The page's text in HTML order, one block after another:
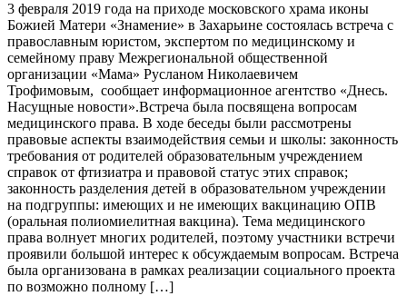
3 февраля 2019 года на приходе московского храма иконы
Божией Матери «Знамение» в Захарьине состоялась встреча с
православным юристом, экспертом по медицинскому и
семейному праву Межрегиональной общественной
организации «Мама» Русланом Николаевичем
Трофимовым, сообщает информационное агентство «Днесь.
Насущные новости».Встреча была посвящена вопросам
медицинского права. В ходе беседы были рассмотрены
правовые аспекты взаимодействия семьи и школы: законность
требования от родителей образовательным учреждением
справок от фтизиатра и правовой статус этих справок;
законность разделения детей в образовательном учреждении
на подгруппы: имеющих и не имеющих вакцинацию ОПВ
(оральная полиомиелитная вакцина). Тема медицинского
права волнует многих родителей, поэтому участники встречи
проявили большой интерес к обсуждаемым вопросам. Встреча
была организована в рамках реализации социального проекта
по возможно полному […]